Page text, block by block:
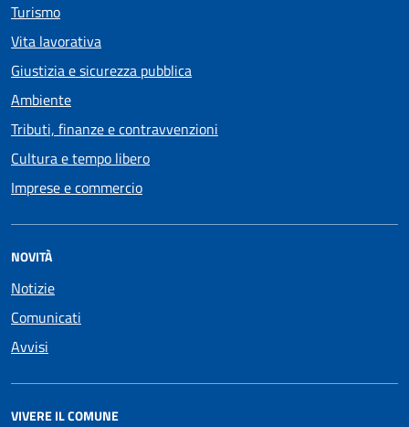
Turismo
Vita lavorativa
Giustizia e sicurezza pubblica
Ambiente
Tributi, finanze e contravvenzioni
Cultura e tempo libero
Imprese e commercio
NOVITÀ
Notizie
Comunicati
Avvisi
VIVERE IL COMUNE